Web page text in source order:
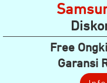
Free
Garansi